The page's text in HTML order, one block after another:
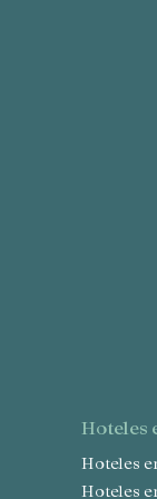
Hoteles
Hoteles
hábitos
usuario.